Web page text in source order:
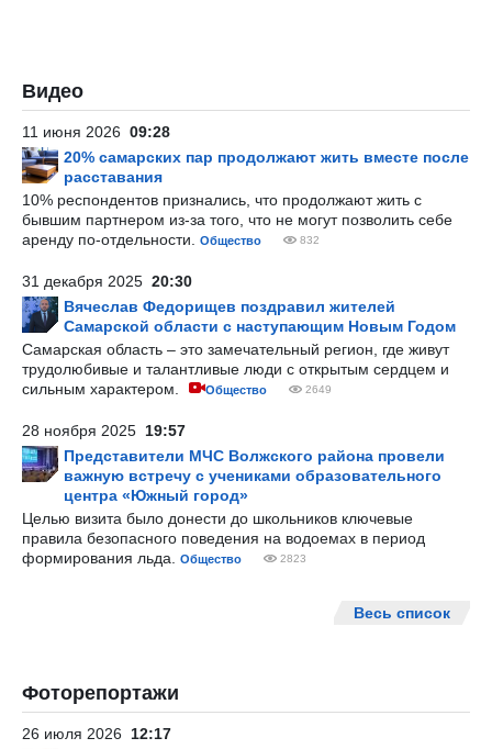
Видео
11 июня 2026 09:28
20% самарских пар продолжают жить вместе после
расставания
10% респондентов признались, что продолжают жить с
бывшим партнером из-за того, что не могут позволить себе
аренду по-отдельности.
Общество 832
31 декабря 2025 20:30
Вячеслав Федорищев поздравил жителей
Самарской области с наступающим Новым Годом
Самарская область – это замечательный регион, где живут
трудолюбивые и талантливые люди с открытым сердцем и
сильным характером.
Общество 2649
28 ноября 2025 19:57
Представители МЧС Волжского района провели
важную встречу с учениками образовательного
центра «Южный город»
Целью визита было донести до школьников ключевые
правила безопасного поведения на водоемах в период
формирования льда.
Общество 2823
Весь список
Фоторепортажи
26 июля 2026 12:17